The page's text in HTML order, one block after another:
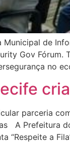
Municipal de
Gov
no
parceria
A Prefeitura
“Respeite a